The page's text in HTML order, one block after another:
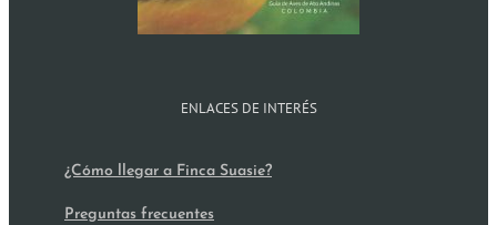
ENLACES DE INTERÉS
¿Cómo llegar a Finca Suasie?
Preguntas frecuentes